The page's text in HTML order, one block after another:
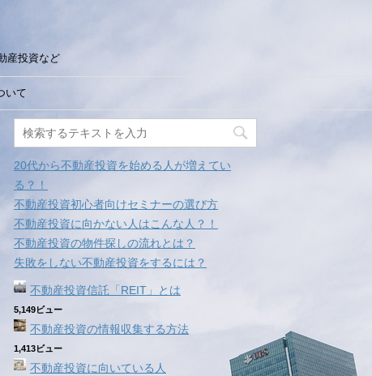
産投資など
いて
20代から不動産投資を始める人が増えてい
る？！
不動産投資初心者向けセミナーの選び方
不動産投資に向かない人はこんな人？！
不動産投資の物件探しの流れとは？
失敗をしない不動産投資をするには？
不動産投資信託「REIT」とは
5,149ビュー
不動産投資の情報収集する方法
1,413ビュー
不動産投資に向いている人